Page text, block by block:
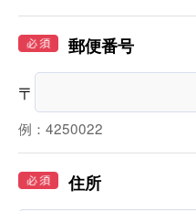
郵便番号
〒
例：4250022
住所